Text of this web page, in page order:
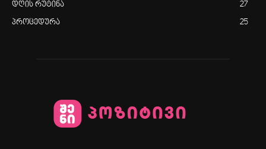
დღის რუტინა 27
პროცედურა 25